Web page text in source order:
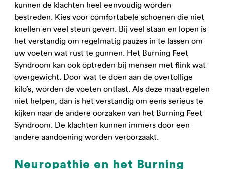
kunnen de klachten heel eenvoudig worden
bestreden. Kies voor comfortabele schoenen die niet
knellen en veel steun geven. Bij veel staan en lopen is
het verstandig om regelmatig pauzes in te lassen om
uw voeten wat rust te gunnen. Het Burning Feet
Syndroom kan ook optreden bij mensen met flink wat
overgewicht. Door wat te doen aan de overtollige
kilo’s, worden de voeten ontlast. Als deze maatregelen
niet helpen, dan is het verstandig om eens serieus te
kijken naar de andere oorzaken van het Burning Feet
Syndroom. De klachten kunnen immers door een
andere aandoening worden veroorzaakt.
Neuropathie en het Burning